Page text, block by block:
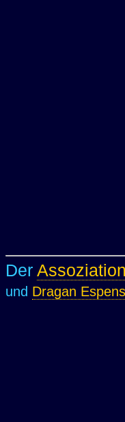
Der
und Dragan